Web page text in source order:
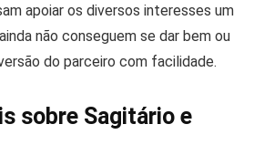
apoiar os diversos interesses um
não conseguem se dar bem ou
do parceiro com facilidade.
sobre Sagitário e